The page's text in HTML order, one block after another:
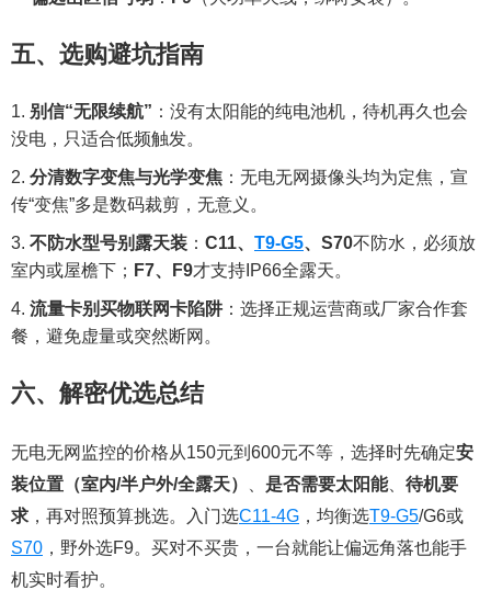
五、选购避坑指南
别信“无限续航” ：没有太阳能的纯电池机，待机再久也会
没电，只适合低频触发。
分清数字变焦与光学变焦 ：无电无网摄像头均为定焦，宣
传“变焦”多是数码裁剪，无意义。
不防水型号别露天装 ： C11、 T9-G5、S70不防水，必须放
室内或屋檐下； F7、F9才支持IP66全露天。
流量卡别买物联网卡陷阱 ：选择正规运营商或厂家合作套
餐，避免虚量或突然断网。
六、解密优选总结
无电无网监控的价格从150元到600元不等，选择时先确定安
装位置（室内/半户外/全露天）
是否需要太阳能、 待机要
求 ，再对照预算挑选。入门选C11-4G ，均衡选T9-G5/G6或
S70 ，野外选F9。买对不买贵，一台就能让偏远角落也能手
机实时看护。